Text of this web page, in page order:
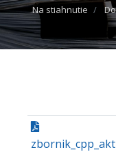
Na stiahnutie